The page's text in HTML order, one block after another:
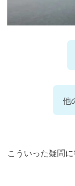
他
こういった疑問に